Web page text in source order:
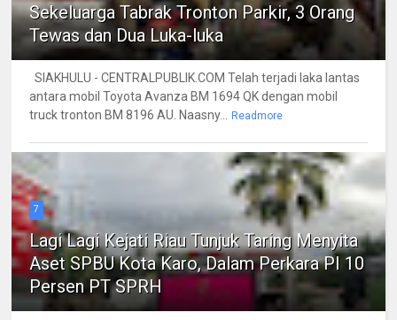
Sekeluarga Tabrak Tronton Parkir, 3 Orang
Tewas dan Dua Luka-luka
SIAKHULU - CENTRALPUBLIK.COM Telah terjadi laka lantas
antara mobil Toyota Avanza BM 1694 QK dengan mobil
truck tronton BM 8196 AU. Naasny...
Readmore
7
Lagi Lagi Kejati Riau Tunjuk Taring Menyita
Aset SPBU Kota Karo, Dalam Perkara PI 10
Persen PT SPRH